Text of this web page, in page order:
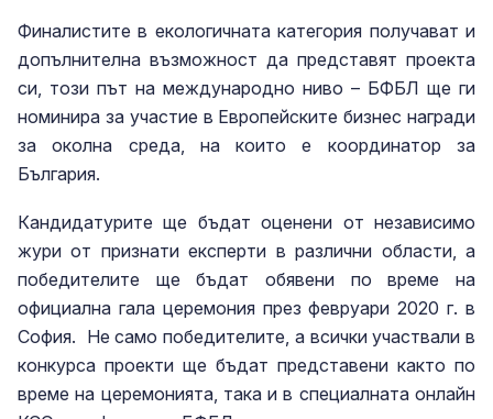
Финалистите в екологичната категория получават и
допълнителна възможност да представят проекта
си, този път на международно ниво – БФБЛ ще ги
номинира за участие в Европейските бизнес награди
за околна среда, на които е координатор за
България.
Кандидатурите ще бъдат оценени от независимо
жури от признати експерти в различни области, а
победителите ще бъдат обявени по време на
официална гала церемония през февруари 2020 г. в
София. Не само победителите, а всички участвали в
конкурса проекти ще бъдат представени както по
време на церемонията, така и в специалната онлайн